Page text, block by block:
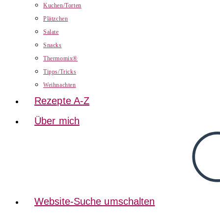
Kuchen/Torten
Plätzchen
Salate
Snacks
Thermomix®
Tipps/Tricks
Weihnachten
Rezepte A-Z
Über mich
Website-Suche umschalten